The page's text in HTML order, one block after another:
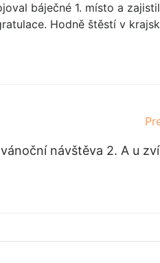
báječné 1. místo a
Hodně štěstí v
návštěva 2. A u